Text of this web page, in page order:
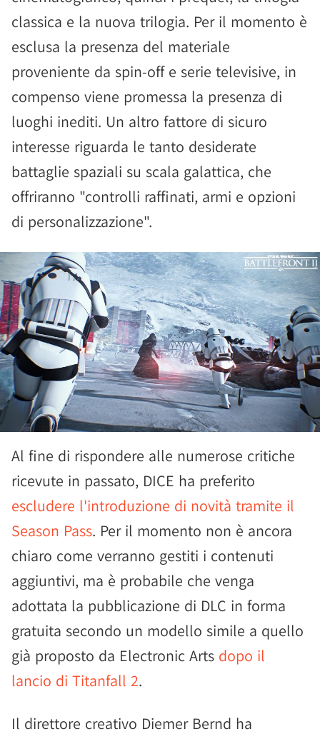
classica e la nuova trilogia. Per il momento è
esclusa la presenza del materiale
proveniente da spin-off e serie televisive, in
compenso viene promessa la presenza di
luoghi inediti. Un altro fattore di sicuro
interesse riguarda le tanto desiderate
battaglie spaziali su scala galattica, che
offriranno "controlli raffinati, armi e opzioni
di personalizzazione".
Al fine di rispondere alle numerose critiche
ricevute in passato, DICE ha preferito
escludere l'introduzione di novità tramite il
Season Pass. Per il momento non è ancora
chiaro come verranno gestiti i contenuti
aggiuntivi, ma è probabile che venga
adottata la pubblicazione di DLC in forma
gratuita secondo un modello simile a quello
già proposto da Electronic Arts dopo il
lancio di Titanfall 2.
Il direttore creativo Diemer Bernd ha